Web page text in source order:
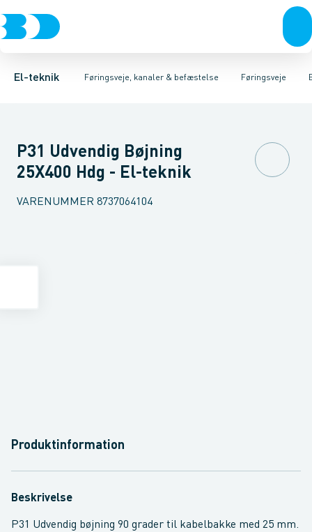
El-teknik Føringsveje, kanaler & befæstelse
Afbrydere, stikkontakter & lampeudtagForgreningsmateriel
Føringsveje
Føringsveje Installationskanaler for gulvInstallationskanaler
Gitterbakke Endestykke til kabelbakkeMontageplade til
P31 Udvendig Bøjning
25X400 Hdg - El-teknik
VARENUMMER 8737064104
Produktinformation
Beskrivelse
P31 Udvendig bøjning 90 grader til kabelbakke med 25 mm.